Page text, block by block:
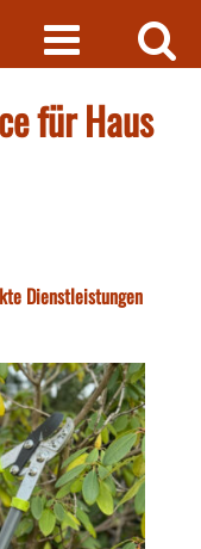
für Haus
Dienstleistungen